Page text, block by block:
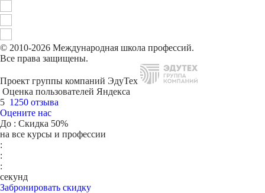
© 2010-2026 Международная школа профессий.
Все права защищены.
Проект группы компаний ЭдуТех
Оценка пользователей Яндекса
5 1250 отзыва
Оцените нас
До : Скидка 50%
на все курсы и профессии
:
:
:
секунд
Забронировать скидку